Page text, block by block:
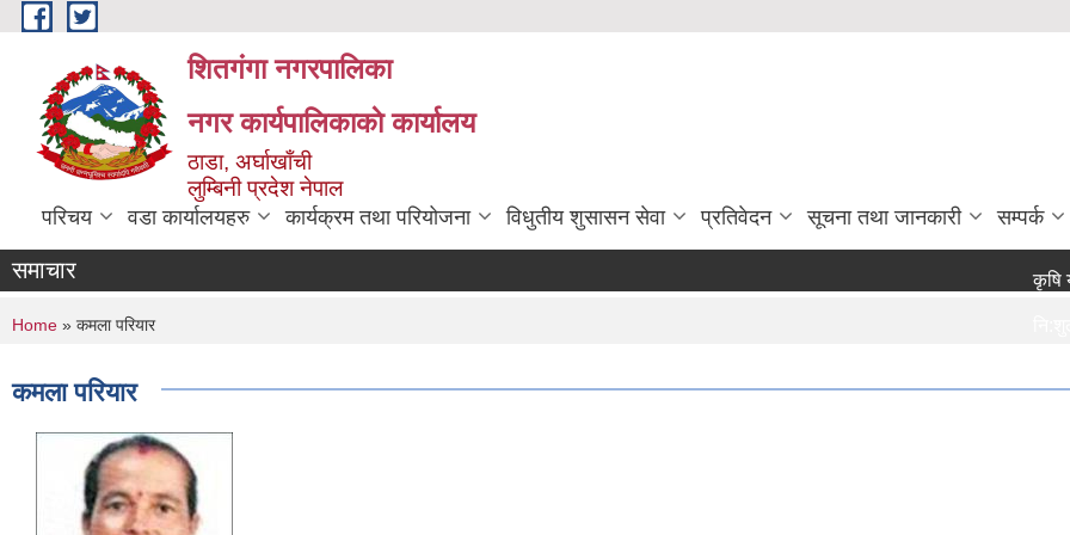
Skip to main content
शितगंगा नगरपालिका
नगर कार्यपालिकाकाे कार्यालय
ठाडा, अर्घाखाँची
लुम्बिनी प्रदेश नेपाल
परिचय वडा कार्यालयहरु कार्यक्रम तथा परियोजना विधुतीय शुसासन सेवा प्रतिवेदन सूचना तथा जानकारी सम्पर्क
समाचार कृषि
You are here
Home » कमला परियार
कमला परियार